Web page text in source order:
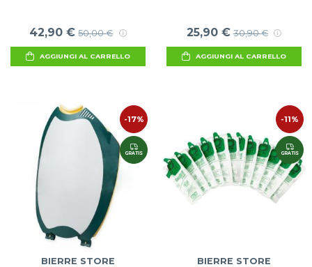
42,90 € 50,00 €
AGGIUNGI AL CARRELLO
25,90 € 30,90 €
AGGIUNGI AL CARRELLO
-17%
GRATIS
BIERRE STORE
-11%
GRATIS
BIERRE STORE